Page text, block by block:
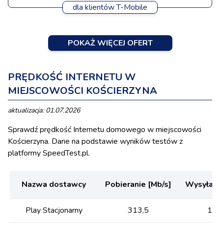
dla klientów T-Mobile
POKAŻ WIĘCEJ OFERT
PRĘDKOŚĆ INTERNETU W
MIEJSCOWOŚCI KOŚCIERZYNA
aktualizacja: 01.07.2026
Sprawdź prędkość Internetu domowego w miejscowości
Kościerzyna. Dane na podstawie wyników testów z
platformy SpeedTest.pl.
Nazwa dostawcy Pobieranie [Mb/s]
Play Stacjonarny 313,5